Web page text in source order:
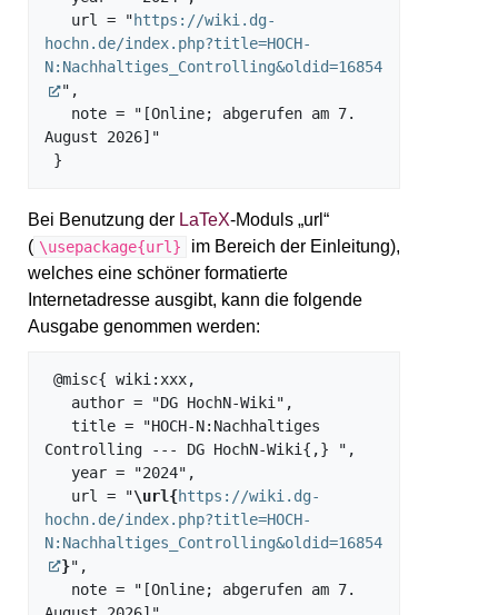
   url = "
https://wiki.dg-
hochn.de/index.php?title=HOCH-
N:Nachhaltiges_Controlling&oldid=16854
",
August 2026]"
Bei Benutzung der LaTeX-Moduls „url“
( \usepackage{url}
im Bereich der Einleitung),
welches eine schöner formatierte
Internetadresse ausgibt, kann die folgende
Ausgabe genommen werden:
Controlling --- DG HochN-Wiki{,} ",
   url = "
\url{https://wiki.dg-
hochn.de/index.php?title=HOCH-
N:Nachhaltiges_Controlling&oldid=16854
}",